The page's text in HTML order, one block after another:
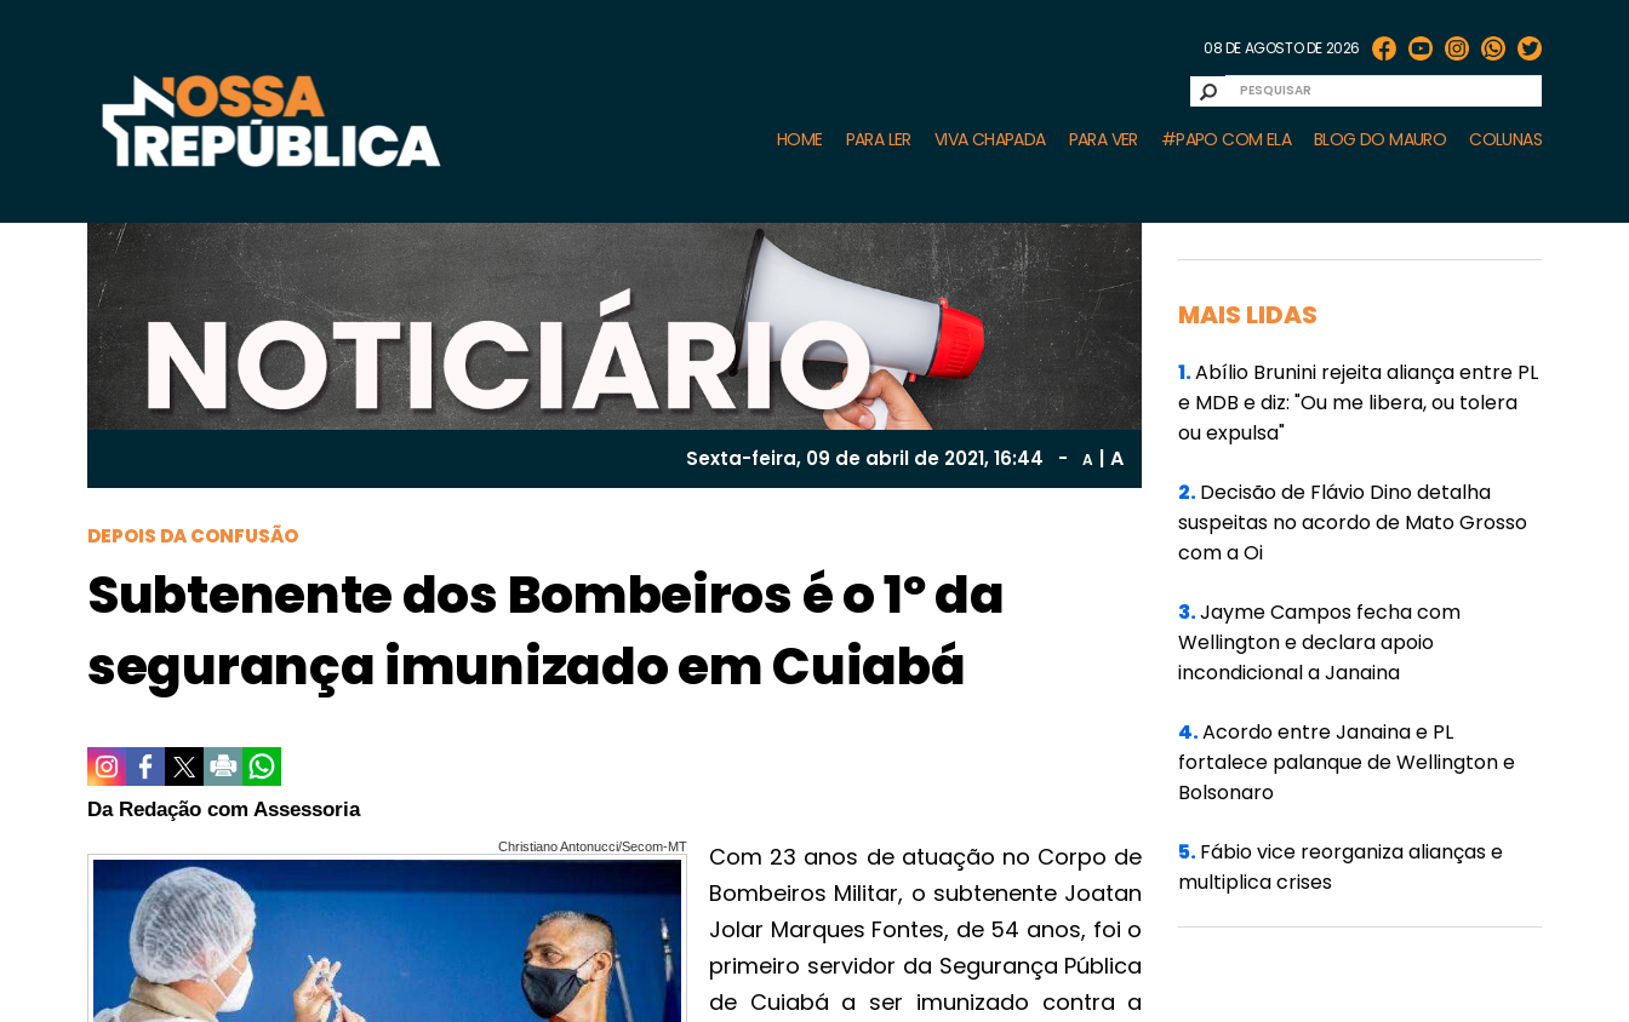
08 DE AGOSTO DE 2026
HOME PARA LER VIVA CHAPADA PARA VER #PAPO COM ELA BLOG DO MAURO COLUNAS
Sexta-feira, 09 de abril de 2021, 16:44 - A A
DEPOIS DA CONFUSÃO
Subtenente dos Bombeiros é o 1º da
segurança imunizado em Cuiabá
Da Redação com Assessoria
Christiano Antonucci/Secom-MT
Com 23 anos de atuação no Corpo de
Bombeiros Militar, o subtenente Joatan
Jolar Marques Fontes, de 54 anos, foi o
primeiro servidor da Segurança Pública
de Cuiabá a ser imunizado contra a
MAIS LIDAS
1.Abílio Brunini rejeita aliança entre PL
e MDB e diz: "Ou me libera, ou tolera
ou expulsa"
2.Decisão de Flávio Dino detalha
suspeitas no acordo de Mato Grosso
com a Oi
3.Jayme Campos fecha com
Wellington e declara apoio
incondicional a Janaina
4.Acordo entre Janaina e PL
fortalece palanque de Wellington e
Bolsonaro
5.Fábio vice reorganiza alianças e
multiplica crises